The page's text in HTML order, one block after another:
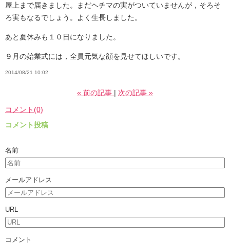
屋上まで届きました。まだヘチマの実がついていませんが，そろそ
ろ実もなるでしょう。よく生長しました。
あと夏休みも１０日になりました。
９月の始業式には，全員元気な顔を見せてほしいです。
2014/08/21 10:02
« 前の記事 次の記事 »
コメント(0)
コメント投稿
名前
メールアドレス
URL
コメント